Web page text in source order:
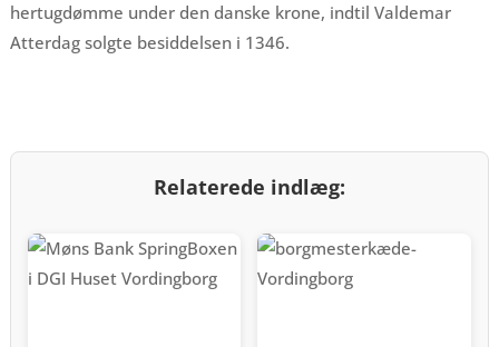
hertugdømme under den danske krone, indtil Valdemar
Atterdag solgte besiddelsen i 1346.
Relaterede indlæg: